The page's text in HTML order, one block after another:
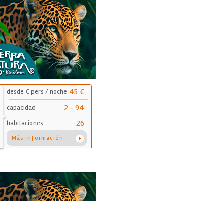
desde € pers / noche 45 €
capacidad 2 - 94
habitaciones 26
Más información